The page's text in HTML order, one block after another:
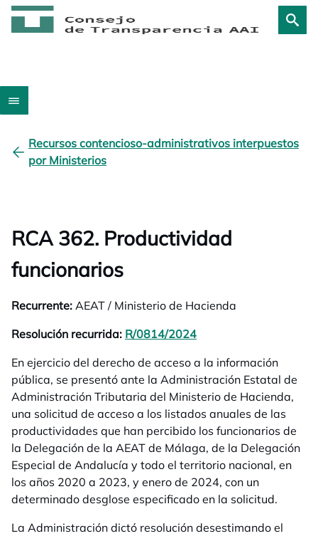
Recursos contencioso-administrativos interpuestos
por Ministerios
RCA 362. Productividad
funcionarios
Recurrente: AEAT / Ministerio de Hacienda
Resolución recurrida: R/0814/2024
En ejercicio del derecho de acceso a la información
pública, se presentó ante la Administración Estatal de
Administración Tributaria del Ministerio de Hacienda,
una solicitud de acceso a los listados anuales de las
productividades que han percibido los funcionarios de
la Delegación de la AEAT de Málaga, de la Delegación
Especial de Andalucía y todo el territorio nacional, en
los años 2020 a 2023, y enero de 2024, con un
determinado desglose especificado en la solicitud.
La Administración dictó resolución desestimando el